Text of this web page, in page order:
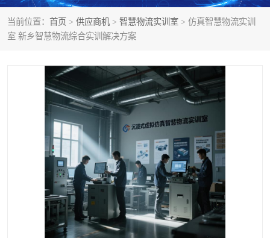
当前位置： 首页 > 供应商机 > 智慧物流实训室 > 仿真智慧物流实训
室 新乡智慧物流综合实训解决方案
智慧零售实训 智能制造
物流数字孪生 数字企业经营
工业工程实训室